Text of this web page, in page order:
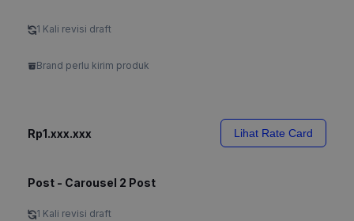
1 Kali revisi draft
Brand perlu kirim produk
Rp1.xxx.xxx Lihat Rate Card
Post - Carousel 2 Post
1 Kali revisi draft